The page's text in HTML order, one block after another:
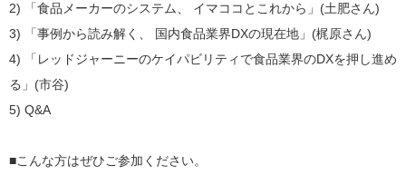
2) 「食品メーカーのシステム、 イマココとこれから」(土肥さん)
3) 「事例から読み解く、 国内食品業界DXの現在地」(梶原さん)
4) 「レッドジャーニーのケイパビリティで食品業界のDXを押し進め
る」(市谷)
5) Q&A
■こんな方はぜひご参加ください。